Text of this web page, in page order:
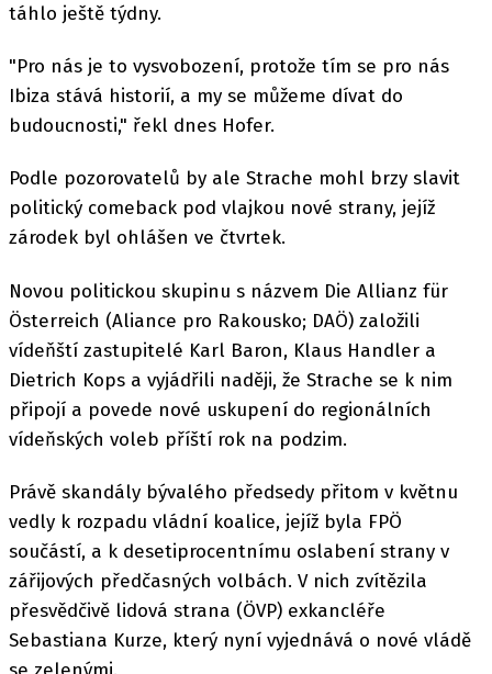
táhlo ještě týdny.
"Pro nás je to vysvobození, protože tím se pro nás
Ibiza stává historií, a my se můžeme dívat do
budoucnosti," řekl dnes Hofer.
Podle pozorovatelů by ale Strache mohl brzy slavit
politický comeback pod vlajkou nové strany, jejíž
zárodek byl ohlášen ve čtvrtek.
Novou politickou skupinu s názvem Die Allianz für
Österreich (Aliance pro Rakousko; DAÖ) založili
vídeňští zastupitelé Karl Baron, Klaus Handler a
Dietrich Kops a vyjádřili naději, že Strache se k nim
připojí a povede nové uskupení do regionálních
vídeňských voleb příští rok na podzim.
Právě skandály bývalého předsedy přitom v květnu
vedly k rozpadu vládní koalice, jejíž byla FPÖ
součástí, a k desetiprocentnímu oslabení strany v
zářijových předčasných volbách. V nich zvítězila
přesvědčivě lidová strana (ÖVP) exkancléře
Sebastiana Kurze, který nyní vyjednává o nové vládě